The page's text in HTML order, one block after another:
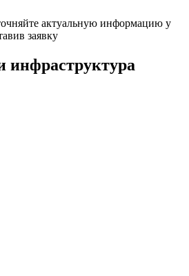
актуальную информацию у
заявку
инфраструктура